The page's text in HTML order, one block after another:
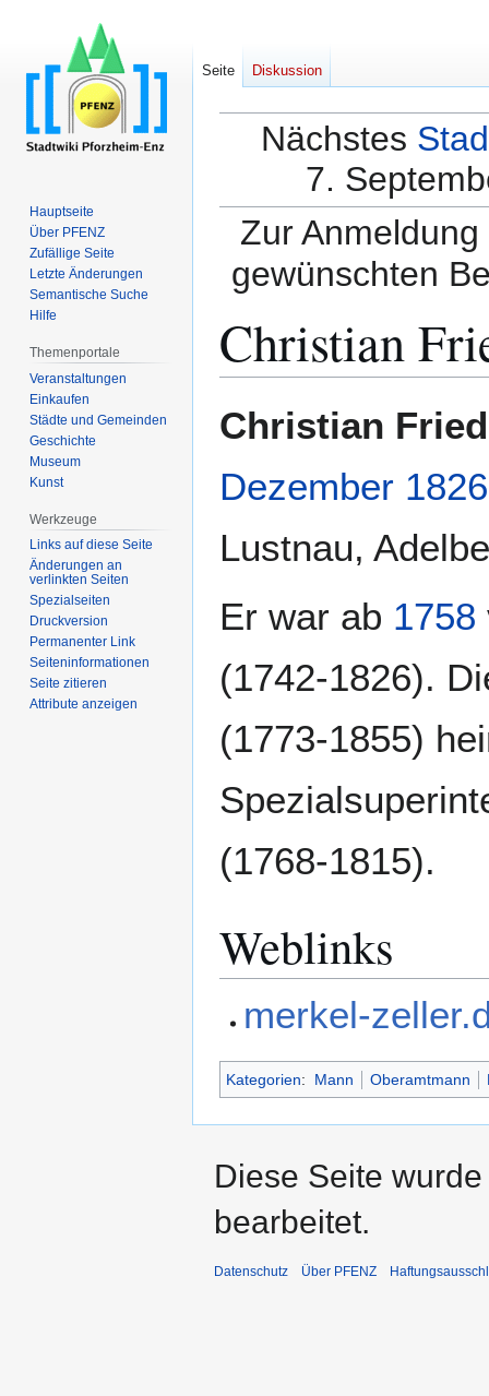
Nächstes
7.
Zur
gewünschten
Christian
Navigation
Suche
Christian
Dezember 1826
Lustnau,
Er war ab 1758
(1742-1826).
(1773-1855)
(1768-1815).
Weblinks
merkel-
Kategorien: Mann Oberamtmann
Seite Diskussion
Hauptseite
Über PFENZ
Zufällige Seite
Letzte Änderungen
Semantische Suche
Hilfe
Themenportale
Veranstaltungen
Einkaufen
Städte und Gemeinden
Geschichte
Museum
Kunst
Werkzeuge
Links auf diese Seite
Änderungen an
verlinkten Seiten
Spezialseiten
Druckversion
Permanenter Link
Seiten­­informationen
Seite zitieren
Attribute anzeigen
Diese Seite
bearbeitet.
Datenschutz Über PFENZ